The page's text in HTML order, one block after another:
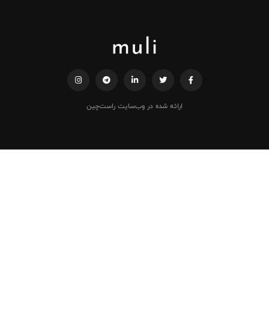
ارائه شده در وب‌سایت راست‌چین